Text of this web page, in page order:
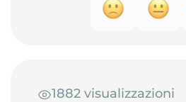
1882 visualizzazioni